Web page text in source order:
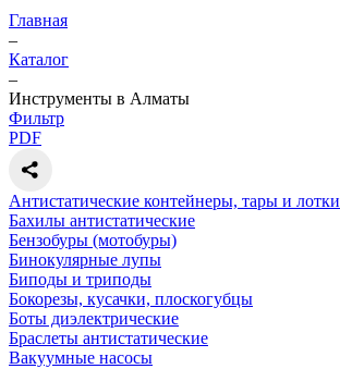
Главная
–
Каталог
–
Инструменты в Алматы
Фильтр
PDF
Антистатические контейнеры, тары и лотки
Бахилы антистатические
Бензобуры (мотобуры)
Бинокулярные лупы
Биподы и триподы
Бокорезы, кусачки, плоскогубцы
Боты диэлектрические
Браслеты антистатические
Вакуумные насосы